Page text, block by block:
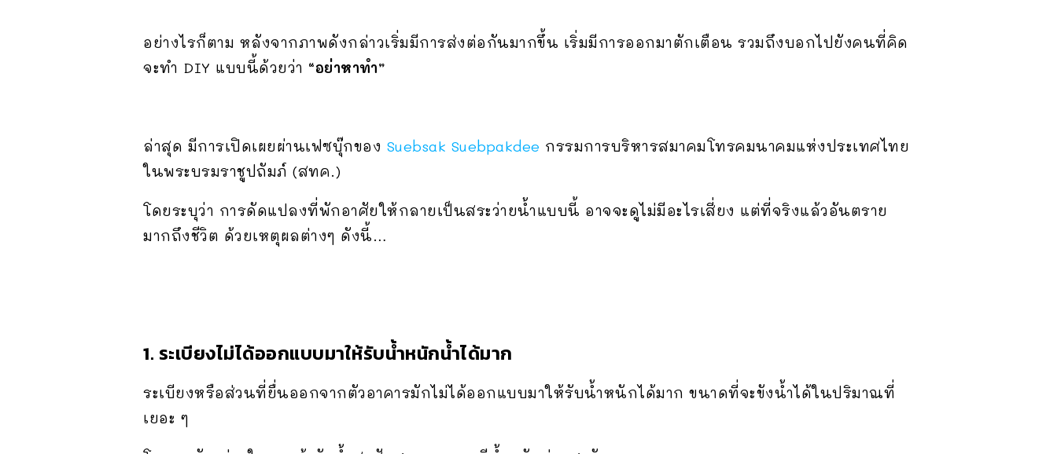
อย่างไรก็ตาม หลังจากภาพดังกล่าวเริ่มมีการส่งต่อกันมากขึ้น เริ่มมีการออกมาตักเตือน รวมถึงบอกไปยังคนที่คิด
จะทำ DIY แบบนี้ด้วยว่า “อย่าหาทำ”
ล่าสุด มีการเปิดเผยผ่านเฟซบุ๊กของ Suebsak Suebpakdee กรรมการบริหารสมาคมโทรคมนาคมแห่งประเทศไทย
ใน​พระบรมราชูปถัมภ์ (สทค.)
โดยระบุว่า การดัดแปลงที่พักอาศัยให้กลายเป็นสระว่ายน้ำแบบนี้ อาจจะดูไม่มีอะไรเสี่ยง แต่ที่จริงแล้วอันตราย
มากถึงชีวิต ด้วยเหตุผลต่างๆ ดังนี้…
1. ระเบียงไม่ได้ออกแบบมาให้รับน้ำหนักน้ำได้มาก
ระเบียงหรือส่วนที่ยื่นออกจากตัวอาคารมักไม่ได้ออกแบบมาให้รับน้ำหนักได้มาก ขนาดที่จะขังน้ำได้ในปริมาณที่
เยอะ ๆ